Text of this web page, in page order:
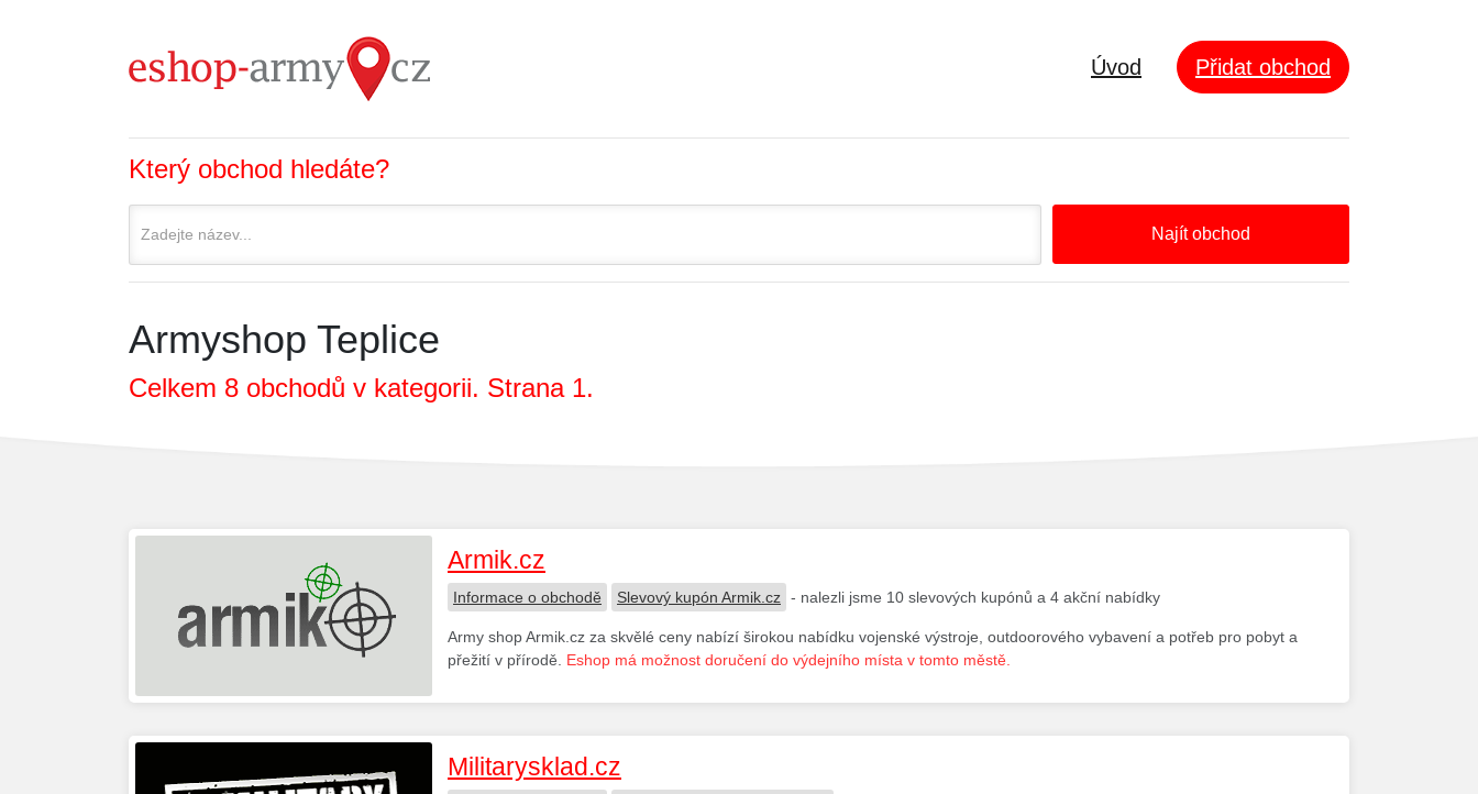
Úvod Přidat obchod
Který obchod hledáte?
Najít obchod
Armyshop Teplice
Celkem 8 obchodů v kategorii. Strana 1.
Armik.cz
Informace o obchodě Slevový kupón Armik.cz - nalezli jsme 10 slevových kupónů a 4 akční nabídky
Army shop Armik.cz za skvělé ceny nabízí širokou nabídku vojenské výstroje, outdoorového vybavení a potřeb pro pobyt a
přežití v přírodě. Eshop má možnost doručení do výdejního místa v tomto městě.
Militarysklad.cz